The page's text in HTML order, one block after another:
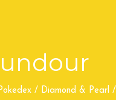
Pokedex / Diamond & Pearl /